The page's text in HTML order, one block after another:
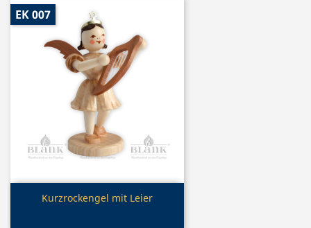
Vorschau
Kurzrockengel mit Leier
EK 007